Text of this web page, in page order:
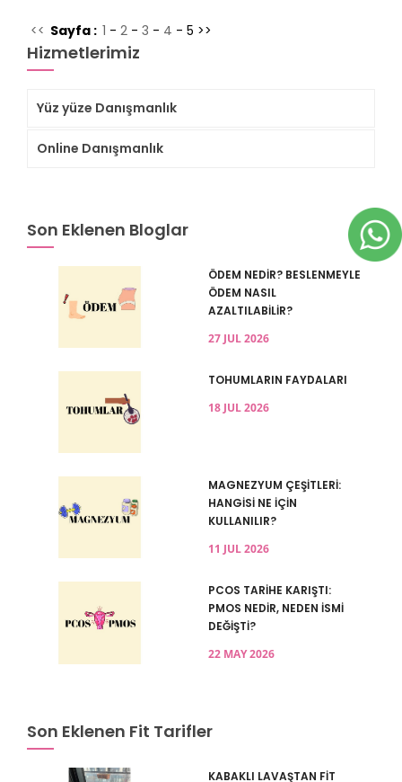
<< Sayfa : 1 - 2 - 3 - 4 - 5 >>
Hizmetlerimiz
Yüz yüze Danışmanlık
Online Danışmanlık
Son Eklenen Bloglar
ÖDEM NEDİR? BESLENMEYLE
ÖDEM NASIL
AZALTILABİLİR?
27 JUL 2026
TOHUMLARIN FAYDALARI
18 JUL 2026
MAGNEZYUM ÇEŞİTLERİ:
HANGİSİ NE İÇİN
KULLANILIR?
11 JUL 2026
PCOS TARİHE KARIŞTI:
PMOS NEDİR, NEDEN İSMİ
DEĞİŞTİ?
22 MAY 2026
Son Eklenen Fit Tarifler
KABAKLI LAVAŞTAN FİT